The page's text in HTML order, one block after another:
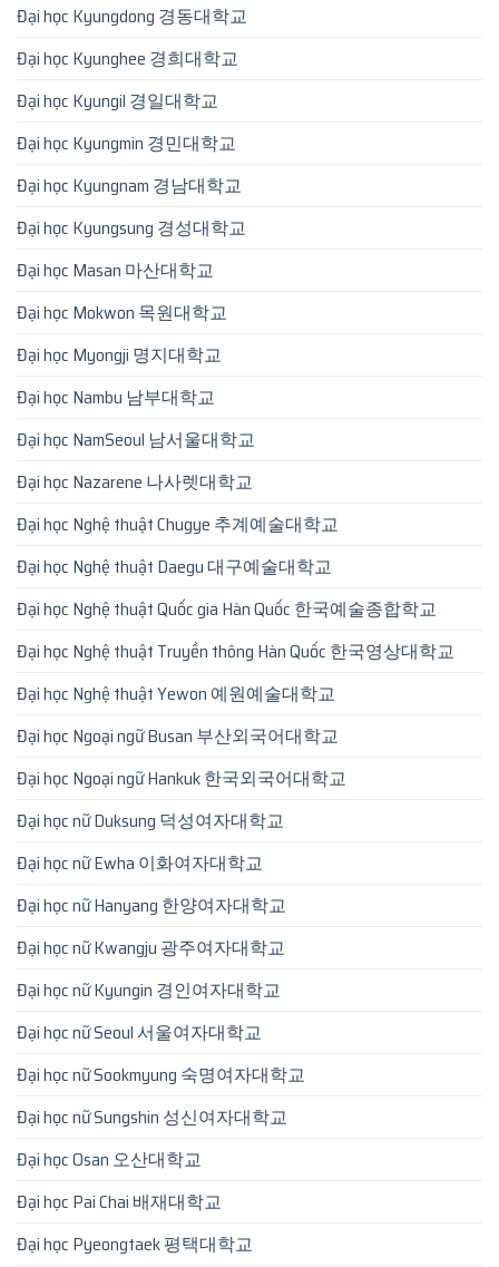
Đại học Kyungdong 경동대학교
Đại học Kyunghee 경희대학교
Đại học Kyungil 경일대학교
Đại học Kyungmin 경민대학교
Đại học Kyungnam 경남대학교
Đại học Kyungsung 경성대학교
Đại học Masan 마산대학교
Đại học Mokwon 목원대학교
Đại học Myongji 명지대학교
Đại học Nambu 남부대학교
Đại học NamSeoul 남서울대학교
Đại học Nazarene 나사렛대학교
Đại học Nghệ thuật Chugye 추계예술대학교
Đại học Nghệ thuật Daegu 대구예술대학교
Đại học Nghệ thuật Quốc gia Hàn Quốc 한국예술종합학교
Đại học Nghệ thuật Truyền thông Hàn Quốc 한국영상대학교
Đại học Nghệ thuật Yewon 예원예술대학교
Đại học Ngoại ngữ Busan 부산외국어대학교
Đại học Ngoại ngữ Hankuk 한국외국어대학교
Đại học nữ Duksung 덕성여자대학교
Đại học nữ Ewha 이화여자대학교
Đại học nữ Hanyang 한양여자대학교
Đại học nữ Kwangju 광주여자대학교
Đại học nữ Kyungin 경인여자대학교
Đại học nữ Seoul 서울여자대학교
Đại học nữ Sookmyung 숙명여자대학교
Đại học nữ Sungshin 성신여자대학교
Đại học Osan 오산대학교
Đại học Pai Chai 배재대학교
Đại học Pyeongtaek 평택대학교